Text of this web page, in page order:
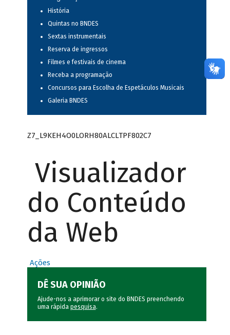
História
Quintas no BNDES
Sextas instrumentais
Reserva de ingressos
Filmes e festivais de cinema
Receba a programação
Concursos para Escolha de Espetáculos Musicais
Galeria BNDES
Z7_L9KEH4O0LORH80ALCLTPF802C7
Visualizador
do Conteúdo
da Web
Ações
DÊ SUA OPINIÃO
Ajude-nos a aprimorar o site do BNDES preenchendo
uma rápida pesquisa.